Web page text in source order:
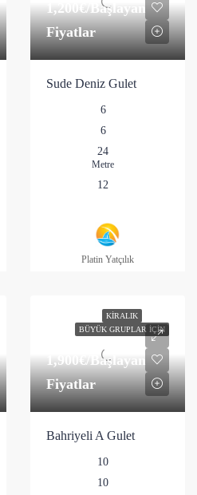
1,200€/Başlayan
Fiyatlar
Sude Deniz Gulet
6
6
24
Metre
12
Platin Yatçılık
KIRALIK
BÜYÜK GRUPLAR İÇIN
1,900€/Başlayan
Fiyatlar
Bahriyeli A Gulet
10
10